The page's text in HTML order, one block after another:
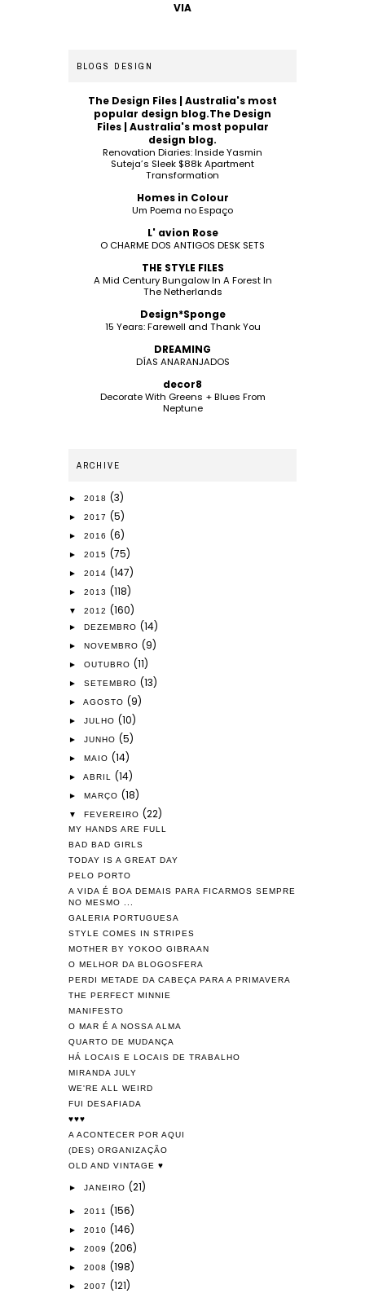
VIA
BLOGS DESIGN
The Design Files | Australia's most
popular design blog.The Design
Files | Australia's most popular
design blog.
Renovation Diaries: Inside Yasmin
Suteja’s Sleek $88k Apartment
Transformation
Homes in Colour
Um Poema no Espaço
L' avion Rose
O CHARME DOS ANTIGOS DESK SETS
THE STYLE FILES
A Mid Century Bungalow In A Forest In
The Netherlands
Design*Sponge
15 Years: Farewell and Thank You
DREAMING
DÍAS ANARANJADOS
decor8
Decorate With Greens + Blues From
Neptune
ARCHIVE
► 2018 (3)
► 2017 (5)
► 2016 (6)
► 2015 (75)
► 2014 (147)
► 2013 (118)
▼ 2012 (160)
► DEZEMBRO (14)
► NOVEMBRO (9)
► OUTUBRO (11)
► SETEMBRO (13)
► AGOSTO (9)
► JULHO (10)
► JUNHO (5)
► MAIO (14)
► ABRIL (14)
► MARÇO (18)
▼ FEVEREIRO (22)
MY HANDS ARE FULL
BAD BAD GIRLS
TODAY IS A GREAT DAY
PELO PORTO
A VIDA É BOA DEMAIS PARA FICARMOS SEMPRE
NO MESMO ...
GALERIA PORTUGUESA
STYLE COMES IN STRIPES
MOTHER BY YOKOO GIBRAAN
O MELHOR DA BLOGOSFERA
PERDI METADE DA CABEÇA PARA A PRIMAVERA
THE PERFECT MINNIE
MANIFESTO
O MAR É A NOSSA ALMA
QUARTO DE MUDANÇA
HÁ LOCAIS E LOCAIS DE TRABALHO
MIRANDA JULY
WE'RE ALL WEIRD
FUI DESAFIADA
♥♥♥
A ACONTECER POR AQUI
(DES) ORGANIZAÇÃO
OLD AND VINTAGE ♥
► JANEIRO (21)
► 2011 (156)
► 2010 (146)
► 2009 (206)
► 2008 (198)
► 2007 (121)